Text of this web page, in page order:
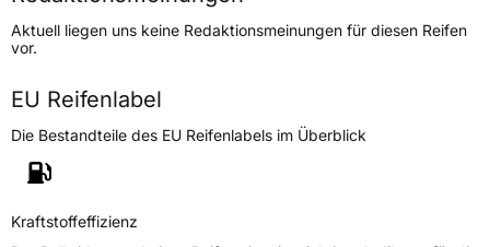
Höchstgeschwindigkeit
190 km/h
Lastindex112
Höchstlast1120 kg
Generelle Merkmale
Fahrzeugtyp
VerwendungSommerreifen
Aktuell liegen uns keine Redaktionsmeinungen für diesen Reifen
vor.
EU Reifenlabel
Die Bestandteile des EU Reifenlabels im Überblick
Kraftstoffeffizienz